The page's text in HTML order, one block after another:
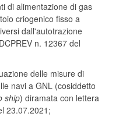
alimentazione di gas
criogenico fisso a
dall'autotrazione
n. 12367 del
delle misure di
navi a GNL (cosiddetto
ship) diramata con lettera
23.07.2021;